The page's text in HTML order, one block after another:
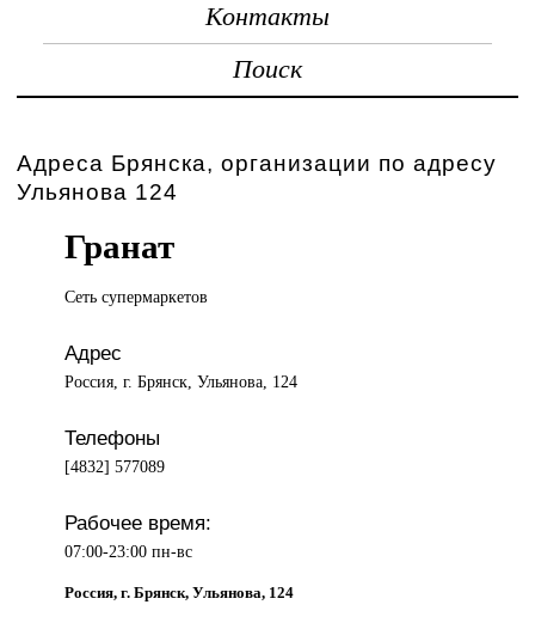
Контакты
Поиск
Адреса Брянска, организации по адресу
Ульянова 124
Гранат
Сеть супермаркетов
Адрес
Россия, г. Брянск, Ульянова, 124
Телефоны
[4832] 577089
Рабочее время:
07:00-23:00 пн-вс
Россия, г. Брянск, Ульянова, 124